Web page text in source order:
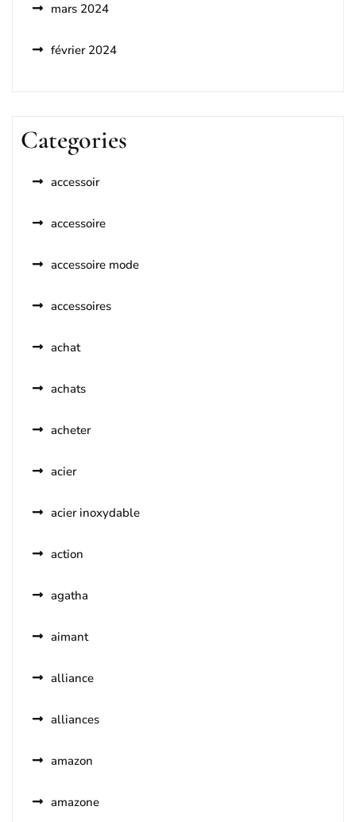
mars 2024
février 2024
Categories
accessoir
accessoire
accessoire mode
accessoires
achat
achats
acheter
acier
acier inoxydable
action
agatha
aimant
alliance
alliances
amazon
amazone